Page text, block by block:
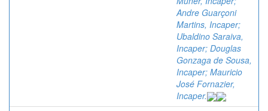
Andre Guarçoni
Martins, Incaper;
Ubaldino Saraiva,
Incaper; Douglas
Gonzaga de Sousa,
Incaper; Mauricio
José Fornazier,
Incaper.